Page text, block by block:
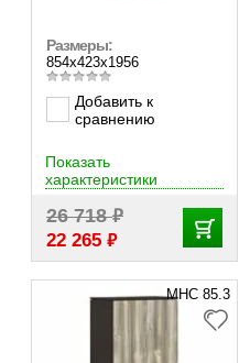
Размеры:
854х423х1956
Добавить к
сравнению
26 718₽
22 265 ₽
Показать
характеристики
MHC 85.3